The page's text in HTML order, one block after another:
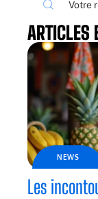
ARTICLES
NEWS
Les